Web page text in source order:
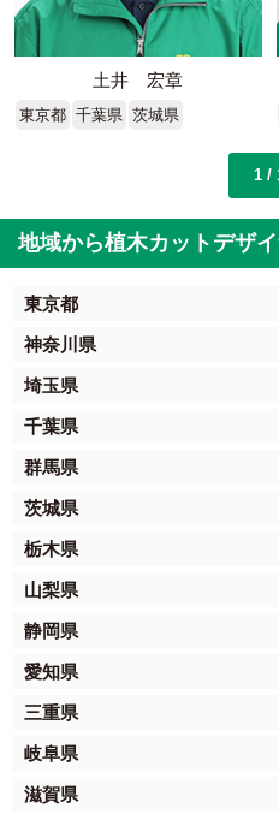
土井 宏章
東京都 千葉県 茨城県
1 /
地域から植木カットデザ
東京都
神奈川県
埼玉県
千葉県
群馬県
茨城県
栃木県
山梨県
静岡県
愛知県
三重県
岐阜県
滋賀県